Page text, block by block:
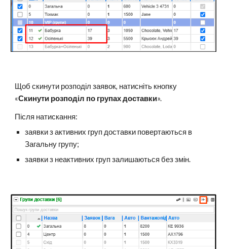
Щоб скинути розподіл заявок, натисніть кнопку
«Скинути розподіл по групах доставки».
Після натискання:
заявки з активних груп доставки повертаються в
Загальну групу;
заявки з неактивних груп залишаються без змін.